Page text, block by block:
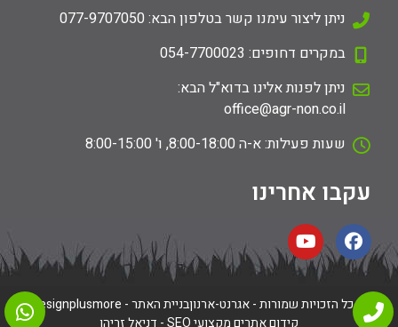
ניתן ליצור עימנו קשר בטלפון הבא: 077-9707050
במקרים דחופים: 054-7700023
ניתן לפנות אלינו בדוא"ל הבא:
office@agr-non.co.il
שעות פעילות: א-ה 8:00-18:00, ו' 8:00-15:00
עקבו אחרינו
© כל הזכויות שמורות - אגרנט-ארנוןבניית האתר - Designplusmore